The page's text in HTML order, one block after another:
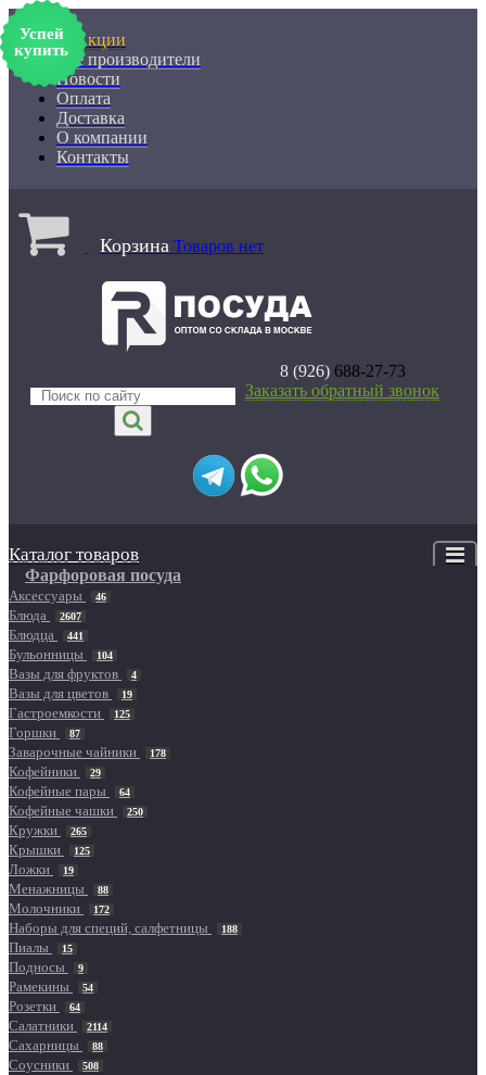
% Акции
Все производители
Новости
Оплата
Доставка
О компании
Контакты
Корзина Товаров нет
8 (926)688-27-73
Заказать обратный звонок
Каталог товаров
Фарфоровая посуда
Аксессуары 46
Блюда 2607
Блюдца 441
Бульонницы 104
Вазы для фруктов 4
Вазы для цветов 19
Гастроемкости 125
Горшки 87
Заварочные чайники 178
Кофейники 29
Кофейные пары 64
Кофейные чашки 250
Кружки 265
Крышки 125
Ложки 19
Менажницы 88
Молочники 172
Наборы для специй, салфетницы 188
Пиалы 15
Подносы 9
Рамекины 54
Розетки 64
Салатники 2114
Сахарницы 88
Соусники 508
Успей
купить